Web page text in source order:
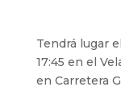
Tendrá lugar
17:45 en el
en Carretera